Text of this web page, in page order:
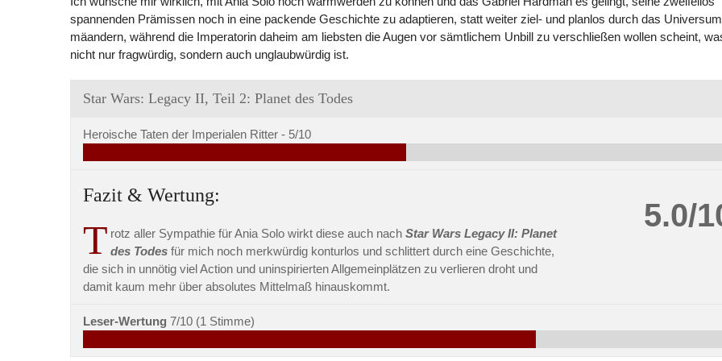
spannenden Prämissen noch in eine packende Geschichte zu adaptieren, statt weiter ziel- und planlos durch das
mäandern, während die Imperatorin daheim am liebsten die Augen vor sämtlichem Unbill zu verschließen wollen scheint,
nicht nur fragwürdig, sondern auch unglaubwürdig ist.
Star Wars: Legacy II, Teil 2: Planet des Todes
Heroische Taten der Imperialen Ritter - 5/10
Fazit & Wertung:
T rotz aller Sympathie für Ania Solo wirkt diese auch nach Star Wars Legacy II: Planet
des Todes für mich noch merkwürdig konturlos und schlittert durch eine Geschichte,
die sich in unnötig viel Action und uninspirierten Allgemeinplätzen zu verlieren droht und
damit kaum mehr über absolutes Mittelmaß hinauskommt.
5.0/
Leser-Wertung 7/10 (1 Stimme)